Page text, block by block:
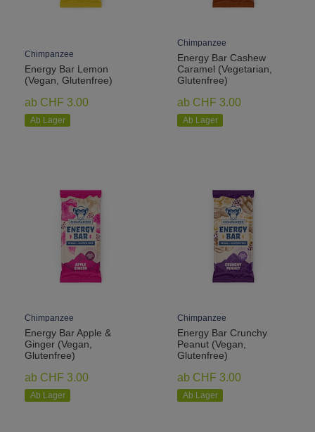
Chimpanzee
Energy Bar Lemon
(Vegan, Glutenfree)
ab CHF 3.00
Ab Lager
Chimpanzee
Energy Bar Cashew
Caramel (Vegetarian,
Glutenfree)
ab CHF 3.00
Ab Lager
Chimpanzee
Energy Bar Apple &
Ginger (Vegan,
Glutenfree)
ab CHF 3.00
Ab Lager
Chimpanzee
Energy Bar Crunchy
Peanut (Vegan,
Glutenfree)
ab CHF 3.00
Ab Lager